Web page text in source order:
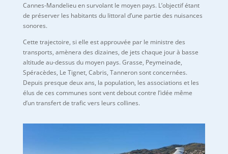
Cannes-Mandelieu en survolant le moyen pays. L’objectif étant
de préserver les habitants du littoral d’une partie des nuisances
sonores.
Cette trajectoire, si elle est approuvée par le ministre des
transports, amènera des dizaines, de jets chaque jour à basse
altitude au-dessus du moyen pays. Grasse, Peymeinade,
Spéracèdes, Le Tignet, Cabris, Tanneron sont concernées.
Depuis presque deux ans, la population, les associations et les
élus de ces communes sont vent debout contre l’idée même
d’un transfert de trafic vers leurs collines.